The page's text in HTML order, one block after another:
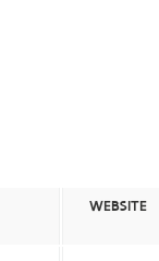
WEBSITE